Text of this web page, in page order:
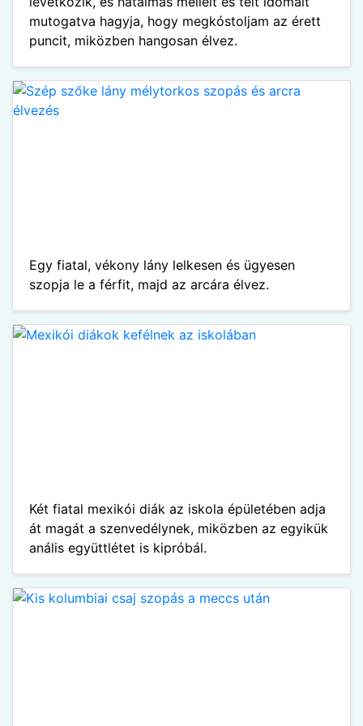
mutogatva hagyja, hogy megkóstoljam az érett
puncit, miközben hangosan élvez.
Egy fiatal, vékony lány lelkesen és ügyesen
szopja le a férfit, majd az arcára élvez.
Két fiatal mexikói diák az iskola épületében adja
át magát a szenvedélynek, miközben az egyikük
anális együttlétet is kipróbál.